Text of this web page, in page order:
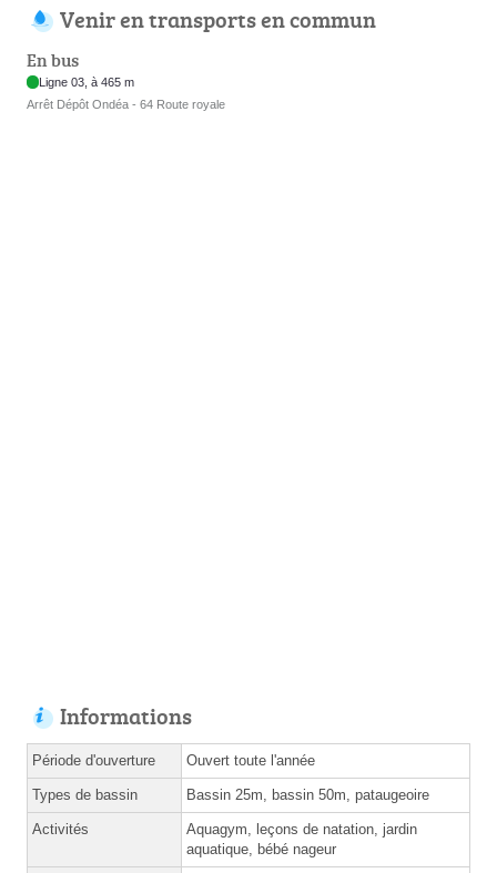
Venir en transports en commun
En bus
Ligne 03, à 465 m
Arrêt Dépôt Ondéa - 64 Route royale
Informations
Période d'ouverture Ouvert toute l'année
Types de bassin Bassin 25m, bassin 50m, pataugeoire
Activités
Aquagym, leçons de natation, jardin
aquatique, bébé nageur